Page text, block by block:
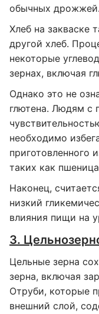
обычных дрожжей.
Хлеб на закваске
другой хлеб.
некоторые
зернах, включая
Однако это не
глютена. Людям с
необходимо
приготовленного
таких как
Наконец,
низкий
влияния пищи на
3.
Цельные зерна
зерна, включая
Отруби, которые
внешний слой,